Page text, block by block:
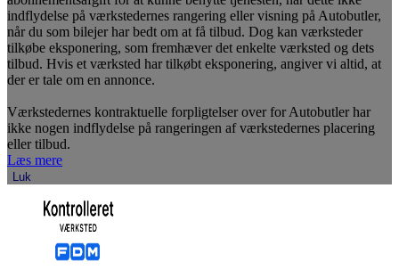
indflydelse på værkstedernes rangering eller visning på Autobutler,
når du som bilejer har bedt om at få tilbud. Dog kan værksteder
tilkøbe eksponering, som fremhæver det enkelte værksted og dets
tilbud. Hvis et værksted har tilkøbt eksponering, angiver vi altid, at
der er tale om en annonce.
Værkstedernes kontraktuelle forpligtelser over for Autobutler har
ikke nogen indflydelse på rangeringen af værkstedernes placering
eller tilbud.
Læs mere
Luk